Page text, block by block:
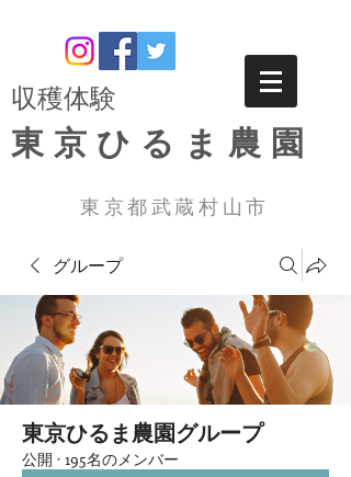
​収穫体験
東京ひるま農園
東京都武蔵村山市
グループ
東京ひるま農園グループ
公開 · 195名のメンバー